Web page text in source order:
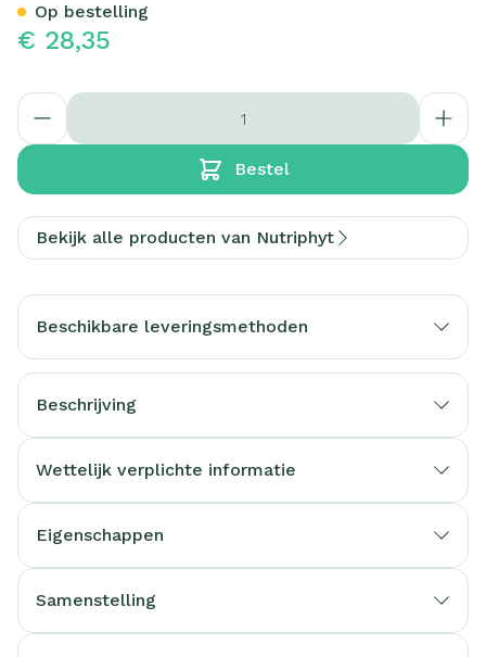
€ 28,35
Aantal
Bestel
Op bestelling
Bekijk alle producten van Nutriphyt
Beschikbare leveringsmethoden
Beschrijving
Wettelijk verplichte informatie
Eigenschappen
Samenstelling